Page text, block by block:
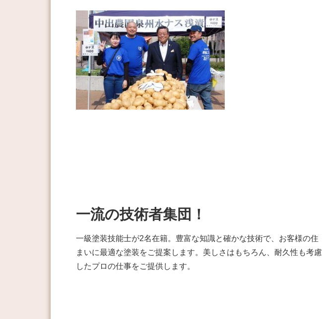
一流の技術者集団！
一級塗装技能士が2名在籍。豊富な知識と確かな技術で、お客様の住
まいに最適な塗装をご提案します。美しさはもちろん、耐久性も考慮
したプロの仕事をご提供します。